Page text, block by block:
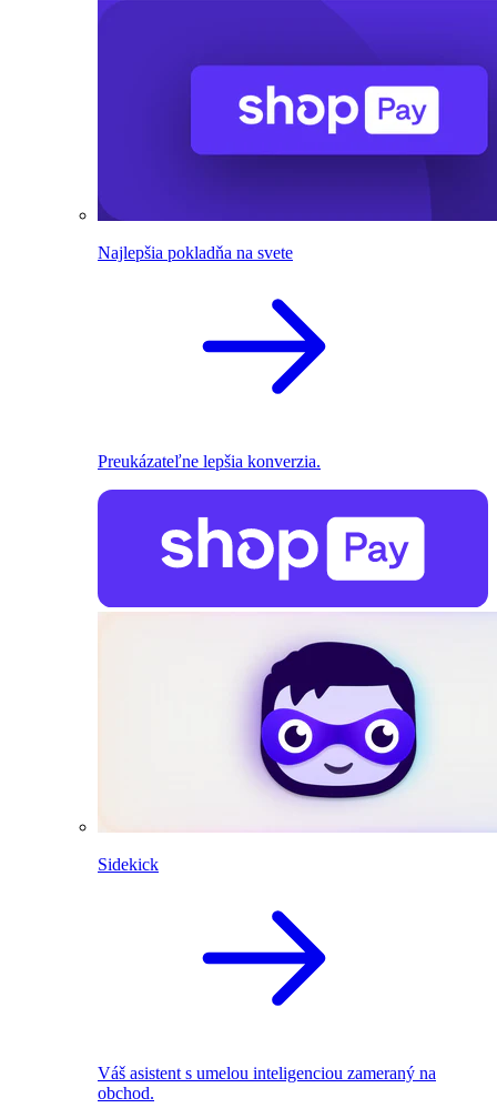
Najlepšia pokladňa na svete
Preukázateľne lepšia konverzia.
Sidekick
Váš asistent s umelou inteligenciou zameraný na
obchod.